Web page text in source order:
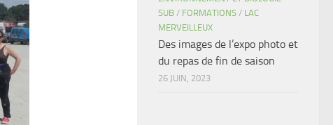
SUB / FORMATIONS / LAC
MERVEILLEUX
Des images de l’expo photo et
du repas de fin de saison
26 JUIN, 2023